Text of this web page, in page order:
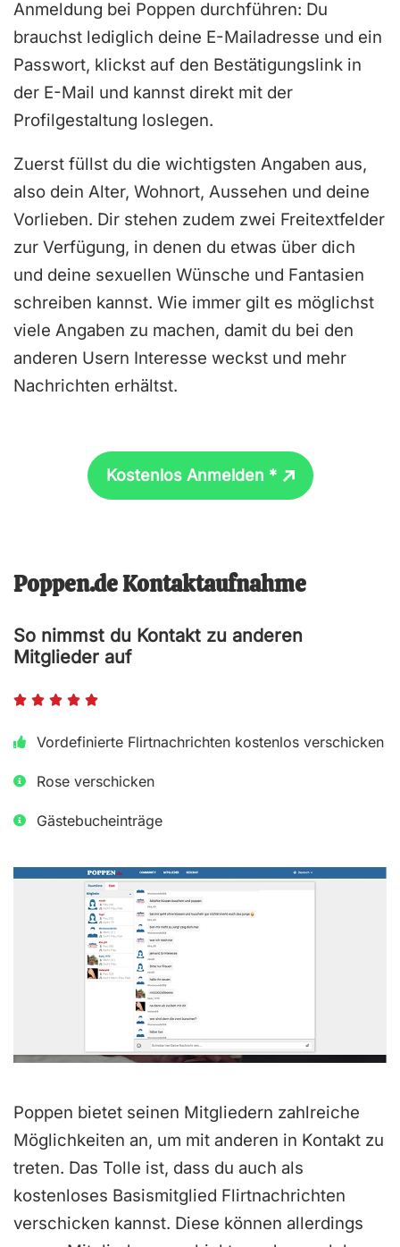
5
Anmeldung bei Poppen durchführen: Du
brauchst lediglich deine E-Mailadresse und ein
Passwort, klickst auf den Bestätigungslink in
der E-Mail und kannst direkt mit der
Profilgestaltung loslegen.
Zuerst füllst du die wichtigsten Angaben aus,
also dein Alter, Wohnort, Aussehen und deine
Vorlieben. Dir stehen zudem zwei Freitextfelder
zur Verfügung, in denen du etwas über dich
und deine sexuellen Wünsche und Fantasien
schreiben kannst. Wie immer gilt es möglichst
viele Angaben zu machen, damit du bei den
anderen Usern Interesse weckst und mehr
Nachrichten erhältst.
Kostenlos Anmelden *
Poppen.de Kontaktaufnahme
So nimmst du Kontakt zu anderen
Mitglieder auf
    
e
e
m
i
t
o
5
Vordefinierte Flirtnachrichten kostenlos verschicken
Rose verschicken
Gästebucheinträge
Poppen bietet seinen Mitgliedern zahlreiche
Möglichkeiten an, um mit anderen in Kontakt zu
treten. Das Tolle ist, dass du auch als
kostenloses Basismitglied Flirtnachrichten
verschicken kannst. Diese können allerdings